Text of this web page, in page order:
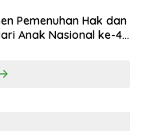
Pemenuhan Hak dan
Anak Nasional ke-42